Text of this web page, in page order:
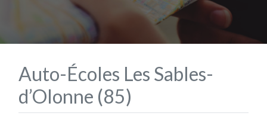
Auto-Écoles Les Sables-
d’Olonne (85)